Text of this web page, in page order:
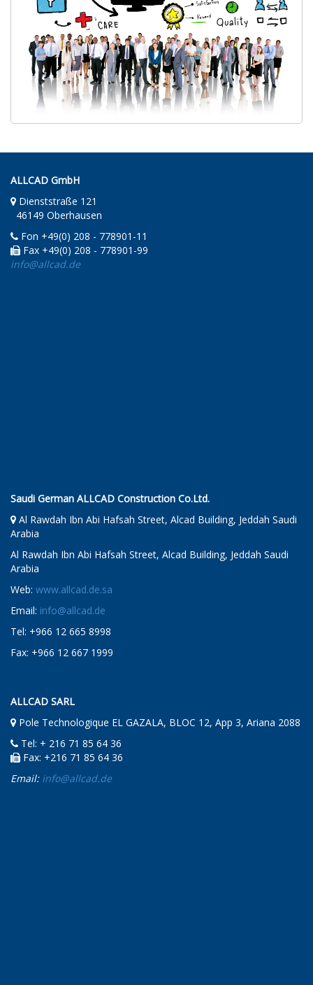
ALLCAD GmbH
Dienststraße 121
46149 Oberhausen
Fon +49(0) 208 - 778901-11
Fax +49(0) 208 - 778901-99
info@allcad.de
Saudi German ALLCAD Construction Co.Ltd.
Al Rawdah Ibn Abi Hafsah Street, Alcad Building, Jeddah Saudi
Arabia
Al Rawdah Ibn Abi Hafsah Street, Alcad Building, Jeddah Saudi
Arabia
Web: www.allcad.de.sa
Email: info@allcad.de
Tel: +966 12 665 8998
Fax: +966 12 667 1999
ALLCAD SARL
Pole Technologique EL GAZALA, BLOC 12, App 3, Ariana 2088
Tel: + 216 71 85 64 36
Fax: +216 71 85 64 36
Email: info@allcad.de